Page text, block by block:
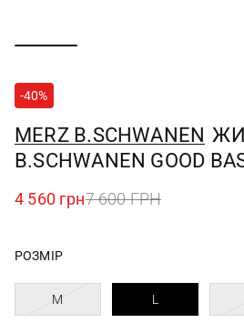
-40%
MERZ B.SCHWANEN
B.SCHWANEN GOOD
4 560 грн7 600 ГРН
РОЗМІР
M L